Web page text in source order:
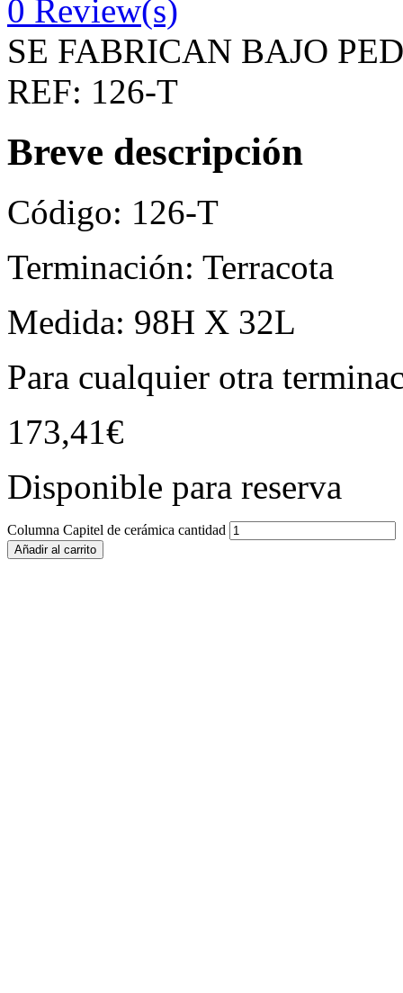
0 Review(s)
SE FABRICAN BAJO
REF: 126-T
Breve descripción
Código: 126-T
Terminación: Terracota
Medida: 98H X 32L
Para cualquier otra
173,41€
Disponible para reserva
Columna Capitel de cerámica cantidad
Añadir al carrito